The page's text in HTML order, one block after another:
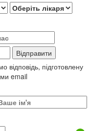
підготовлену
email